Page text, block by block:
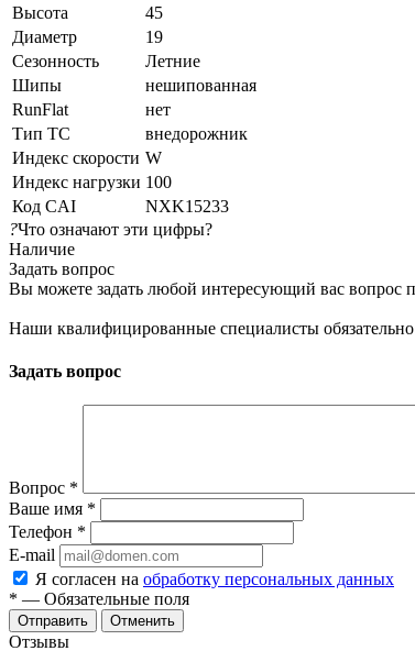
Высота
45
Диаметр
19
Сезонность
Летние
Шипы
нешипованная
RunFlat
нет
Тип ТС
внедорожник
Индекс скорости W
Индекс нагрузки 100
Код CAI
NXK15233
?Что означают эти цифры?
Наличие
Задать вопрос
Вы можете задать любой интересующий вас вопрос
Наши квалифицированные специалисты
Задать вопрос
Вопрос *
Ваше имя *
Телефон *
E-mail
Я согласен на обработку персональных данных
* — Обязательные поля
Отменить
Отзывы